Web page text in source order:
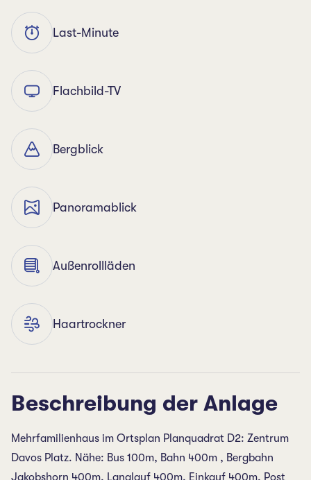
Last-Minute
Flachbild-TV
Bergblick
Panoramablick
Außenrollläden
Haartrockner
Beschreibung der Anlage
Mehrfamilienhaus im Ortsplan Planquadrat D2: Zentrum
Davos Platz. Nähe: Bus 100m, Bahn 400m , Bergbahn
Jakobshorn 400m, Langlauf 400m, Einkauf 400m, Post